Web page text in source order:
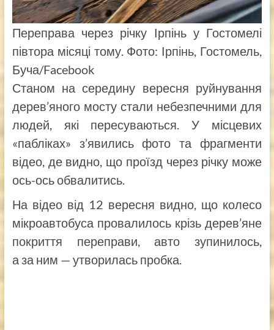
Переправа через річку Ірпінь у Гостомелі
півтора місяці тому. Фото: Ірпінь, Гостомель,
Буча/Facebook
Станом на середину вересня руйнування
дерев’яного мосту стали небезпечними для
людей, які пересуваються. У місцевих
«пабліках» з’явились фото та фрагменти
відео, де видно, що проїзд через річку може
ось-ось обвалитись.
На відео від 12 вересня видно, що колесо
мікроавтобуса провалилось крізь дерев’яне
покриття переправи, авто зупинилось,
а за ним — утворилась пробка.